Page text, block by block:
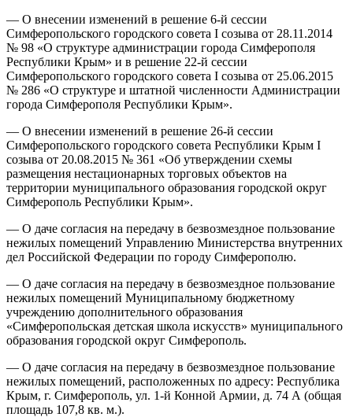
— О внесении изменений в решение 6-й сессии
Симферопольского городского совета I созыва от 28.11.2014
№ 98 «О структуре администрации города Симферополя
Республики Крым» и в решение 22-й сессии
Симферопольского городского совета I созыва от 25.06.2015
№ 286 «О структуре и штатной численности Администрации
города Симферополя Республики Крым».
— О внесении изменений в решение 26-й сессии
Симферопольского городского совета Республики Крым I
созыва от 20.08.2015 № 361 «Об утверждении схемы
размещения нестационарных торговых объектов на
территории муниципального образования городской округ
Симферополь Республики Крым».
— О даче согласия на передачу в безвозмездное пользование
нежилых помещений Управлению Министерства внутренних
дел Российской Федерации по городу Симферополю.
— О даче согласия на передачу в безвозмездное пользование
нежилых помещений Муниципальному бюджетному
учреждению дополнительного образования
«Симферопольская детская школа искусств» муниципального
образования городской округ Симферополь.
— О даче согласия на передачу в безвозмездное пользование
нежилых помещений, расположенных по адресу: Республика
Крым, г. Симферополь, ул. 1-й Конной Армии, д. 74 А (общая
площадь 107,8 кв. м.).